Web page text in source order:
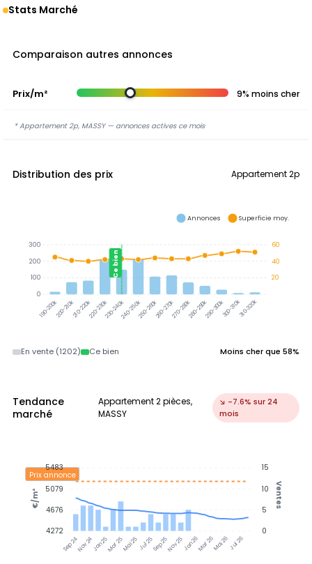
Stats Marché
Comparaison autres annonces
Prix/m² 9% moins cher
* Appartement 2p, MASSY — annonces actives ce mois
Distribution des prix Appartement 2p
190-200k200-210k210-220k220-230k230-240k240-250k250-260k260-270k270-280k280-290k290-300k300-310k310-320k
Ce bien
60
40
20
300
200
100
0
Annonces Superficie moy.
En vente (1202) Ce bien Moins cher que 58%
Tendance
marché
Appartement 2 pièces,
MASSY
↘ -7.6% sur 24
mois
Sep 24Nov 24Jan 25Mar 25Mai 25Jul 25Sep 25Nov 25Jan 26Mar 26Mai 26Jul 26
Prix annonce
15
10
5
0
Ventes
5483
5079
4676
4272
€/m²